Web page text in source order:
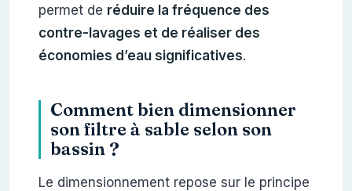
permet de réduire la fréquence des
contre-lavages et de réaliser des
économies d’eau significatives.
Comment bien dimensionner
son filtre à sable selon son
bassin ?
Le dimensionnement repose sur le principe